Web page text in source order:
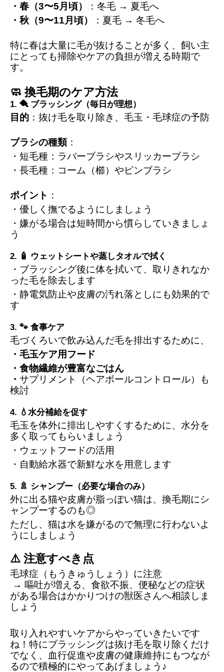
・春（3〜5月頃）
：冬毛 → 夏毛へ
・秋（9〜11月頃）
：夏毛 → 冬毛へ
特に春は大量に毛が抜けることが多く、飼い主
にとっても掃除やケアの負担が増える時期で
す。
🧼 換毛期のケア方法
1. 🪮 ブラッシング（毎日が理想）
目的 ：抜け毛を取り除き、毛玉・毛球症の予防
ブラシの種類 ：
・短毛種：ラバーブラシやスリッカーブラシ
・長毛種：コーム（櫛）やピンブラシ
ポイント ：
・優しく撫でるようにしましょう
・嫌がる場合は短時間から慣らしていきましょ
う
2. 🧴 ウェットシートや蒸しタオルで拭く
・ブラッシング後に体を拭いて、取りきれなか
った毛を除去します
・静電気防止や皮膚の汚れ落としにも効果的で
す
3. 🐾 食事ケア
毛づくろいで飲み込んだ毛を排出するために、
・毛玉ケア用フード
・食物繊維が豊富なごはん
・ サプリメント（ヘアボールコントロール）も
検討
4. 💧水分補給を促す
毛玉を体外に排出しやすくするために、水分を
多く取ってもらいましょう
・ウェットフードの活用
・自動給水器で新鮮な水を用意します
5. 🚿 シャンプー（必要な場合のみ）
外に出る猫や皮膚が脂っぽい猫は、換毛期にシ
ャンプーするのも◎
ただし、猫は水を嫌がるので無理に行わないよ
うにしましょう
⚠️ 注意すべき点
毛球症（もうきゅうしょう）に注意
がある場合はかかりつけの獣医さんへ相談しま
しょう
取り入れやすいケアからやっていきたいです
ね！特にブラッシングは抜け毛を取り除くだけ
でなく、血行促進や皮膚の健康維持にもつなが
るので積極的にやってあげましょう♪